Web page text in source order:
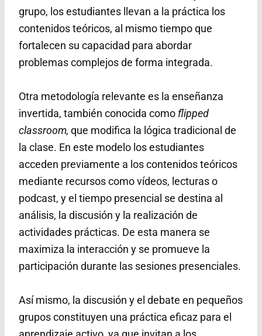
grupo, los estudiantes llevan a la práctica los
contenidos teóricos, al mismo tiempo que
fortalecen su capacidad para abordar
problemas complejos de forma integrada.
Otra metodología relevante es la enseñanza
invertida, también conocida como flipped
classroom, que modifica la lógica tradicional de
la clase. En este modelo los estudiantes
acceden previamente a los contenidos teóricos
mediante recursos como vídeos, lecturas o
podcast, y el tiempo presencial se destina al
análisis, la discusión y la realización de
actividades prácticas. De esta manera se
maximiza la interacción y se promueve la
participación durante las sesiones presenciales.
Así mismo, la discusión y el debate en pequeños
grupos constituyen una práctica eficaz para el